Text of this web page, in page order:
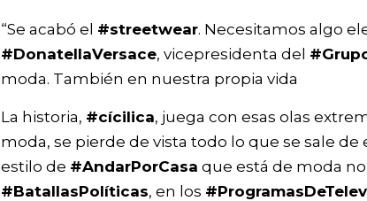
“Se acabó el #streetwear. Necesitamos algo
#DonatellaVersace, vicepresidenta del
moda. También en nuestra propia vida
La historia, #cícilica, juega con esas olas
moda, se pierde de vista todo lo que se sale
estilo de #AndarPorCasa que está de moda
#BatallasPolíticas, en los